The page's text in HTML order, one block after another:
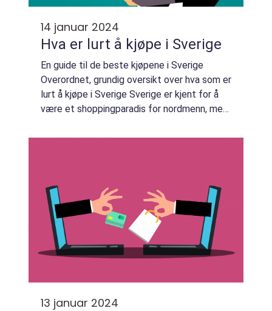
14 januar 2024
Hva er lurt å kjøpe i Sverige
En guide til de beste kjøpene i Sverige
Overordnet, grundig oversikt over hva som er
lurt å kjøpe i Sverige Sverige er kjent for å
være et shoppingparadis for nordmenn, med
Mange reiser over grensen for...
13 januar 2024